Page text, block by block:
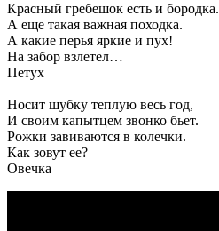
Красный гребешок есть и бородка.
А еще такая важная походка.
А какие перья яркие и пух!
На забор взлетел…
Петух
Носит шубку теплую весь год,
И своим капытцем звонко бьет.
Рожки завиваются в колечки.
Как зовут ее?
Овечка